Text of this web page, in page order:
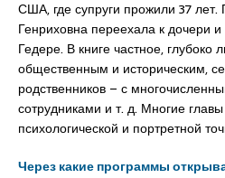
США, где супруги прожили 37
Генриховна переехала к дочери
Гедере. В книге частное, глубоко
общественным и историческим,
родственников – с
сотрудниками и т. д. Многие
психологической и портретной
Через какие программы